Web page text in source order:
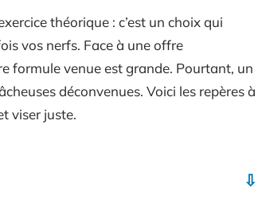
théorique : c’est un choix qui
vos nerfs. Face à une offre
formule venue est grande. Pourtant, un
déconvenues. Voici les repères à
viser juste.